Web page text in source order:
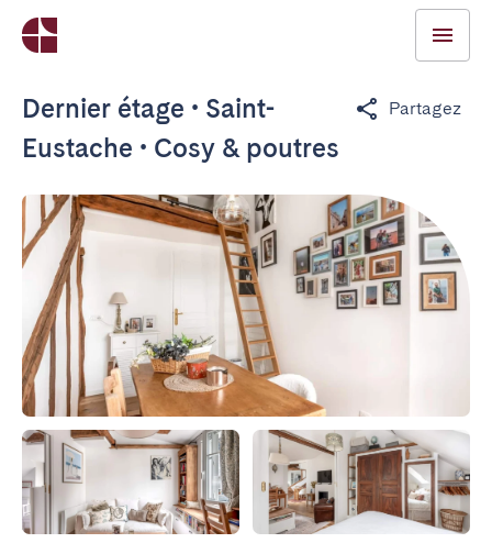
Dernier étage • Saint-
Eustache • Cosy & poutres
Partagez